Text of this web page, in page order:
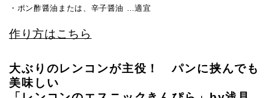
・ポン酢醤油または、辛子醤油 …適宜
作り方はこちら
大ぶりのレンコンが主役！ パンに挟んでも
美味しい